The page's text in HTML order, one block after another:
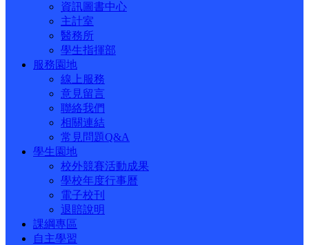
資訊圖書中心
主計室
醫務所
學生指揮部
服務園地
線上服務
意見留言
聯絡我們
相關連結
常見問題Q&A
學生園地
校外競賽活動成果
學校年度行事曆
電子校刊
退賠說明
課綱專區
自主學習